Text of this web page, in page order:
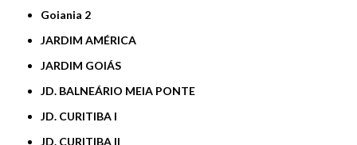
Goiania 2
JARDIM AMÉRICA
JARDIM GOIÁS
JD. BALNEÁRIO MEIA PONTE
JD. CURITIBA I
JD. CURITIBA II